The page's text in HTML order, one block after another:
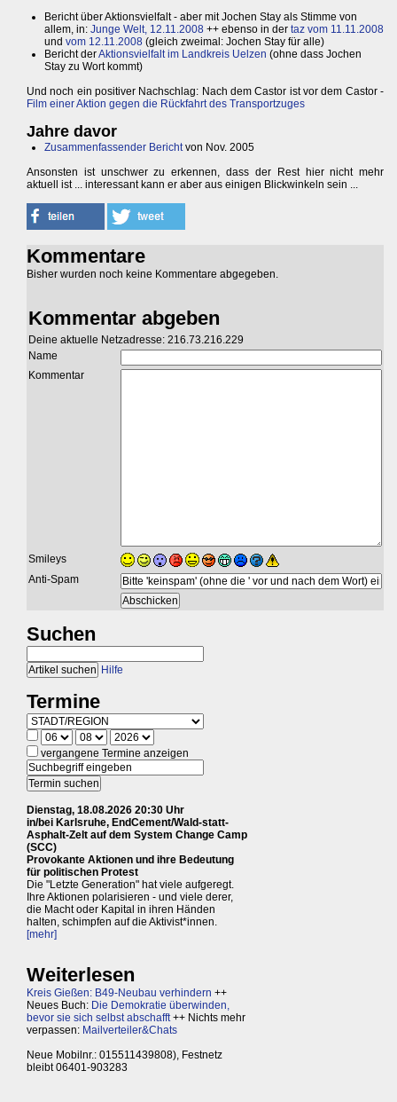
Bericht über Aktionsvielfalt - aber mit Jochen Stay als Stimme von
allem, in: Junge Welt, 12.11.2008 ++ ebenso in der taz vom 11.11.2008
und vom 12.11.2008 (gleich zweimal: Jochen Stay für alle)
Bericht derAktionsvielfalt im Landkreis Uelzen (ohne dass Jochen
Stay zu Wort kommt)
Und noch ein positiver Nachschlag: Nach dem Castor ist vor dem Castor -
Film einer Aktion gegen die Rückfahrt des Transportzuges
Jahre davor
Zusammenfassender Berichtvon Nov. 2005
Ansonsten ist unschwer zu erkennen, dass der Rest hier nicht mehr
aktuell ist ... interessant kann er aber aus einigen Blickwinkeln sein ...
Kommentare
Bisher wurden noch keine Kommentare abgegeben.
Kommentar abgeben
Deine aktuelle Netzadresse: 216.73.216.229
Name
Kommentar
Smileys
Anti-Spam
Suchen
Hilfe
Termine
vergangene Termine anzeigen
Dienstag, 18.08.2026 20:30 Uhr
in/bei Karlsruhe, EndCement/Wald-statt-
Asphalt-Zelt auf dem System Change Camp
(SCC)
Provokante Aktionen und ihre Bedeutung
für politischen Protest
Die "Letzte Generation" hat viele aufgeregt.
Ihre Aktionen polarisieren - und viele derer,
die Macht oder Kapital in ihren Händen
halten, schimpfen auf die Aktivist*innen.
[mehr]
Weiterlesen
Kreis Gießen: B49-Neubau verhindern ++
Neues Buch: Die Demokratie überwinden,
bevor sie sich selbst abschafft++ Nichts mehr
verpassen: Mailverteiler&Chats
Neue Mobilnr.: 015511439808), Festnetz
bleibt 06401-903283